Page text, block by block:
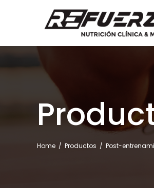
Home / Productos / Post-